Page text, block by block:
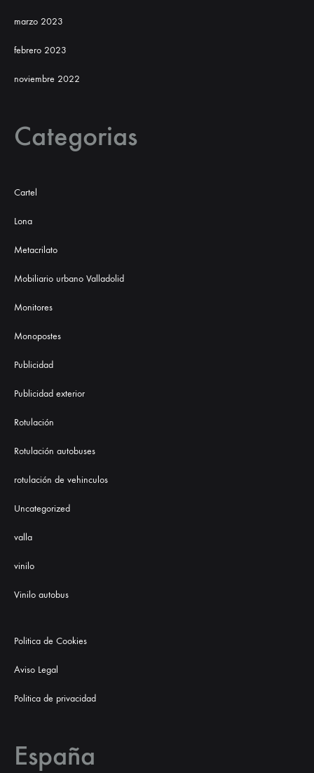
marzo 2023
febrero 2023
noviembre 2022
Categorias
Cartel
Lona
Metacrilato
Mobiliario urbano Valladolid
Monitores
Monopostes
Publicidad
Publicidad exterior
Rotulación
Rotulación autobuses
rotulación de vehinculos
Uncategorized
valla
vinilo
Vinilo autobus
Politica de Cookies
Aviso Legal
Politica de privacidad
España